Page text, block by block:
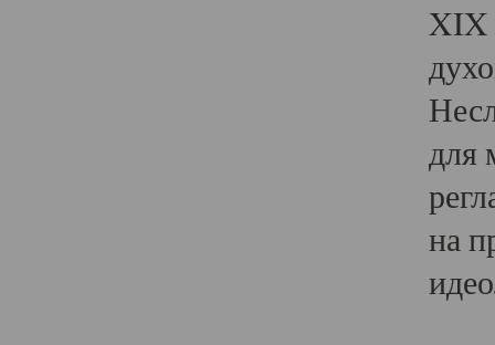
XIX
для
на